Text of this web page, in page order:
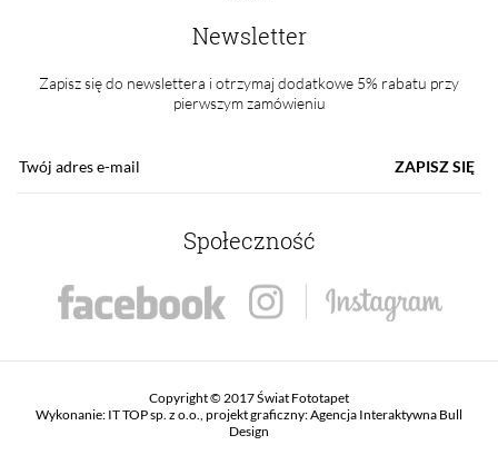
Newsletter
Zapisz się do newslettera i otrzymaj dodatkowe 5% rabatu przy
pierwszym zamówieniu
ZAPISZ SIĘ
Społeczność
Copyright © 2017 Świat Fototapet
Wykonanie: IT TOP sp. z o.o. , projekt graficzny:Agencja Interaktywna Bull
Design